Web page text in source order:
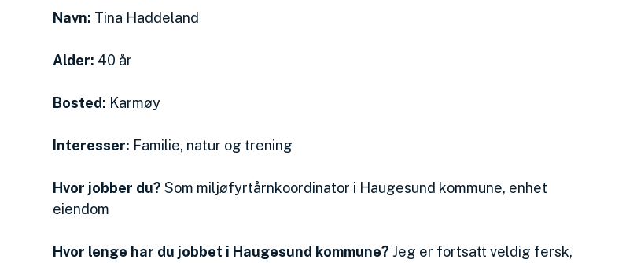
Navn: Tina Haddeland
Alder: 40 år
Bosted: Karmøy
Interesser: Familie, natur og trening
Hvor jobber du? Som miljøfyrtårnkoordinator i Haugesund kommune, enhet
eiendom
Hvor lenge har du jobbet i Haugesund kommune? Jeg er fortsatt veldig fersk,